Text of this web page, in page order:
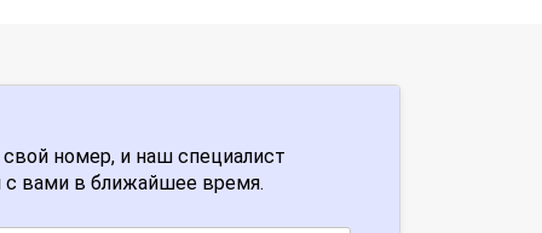
номер, и наш специалист
с вами в ближайшее время.